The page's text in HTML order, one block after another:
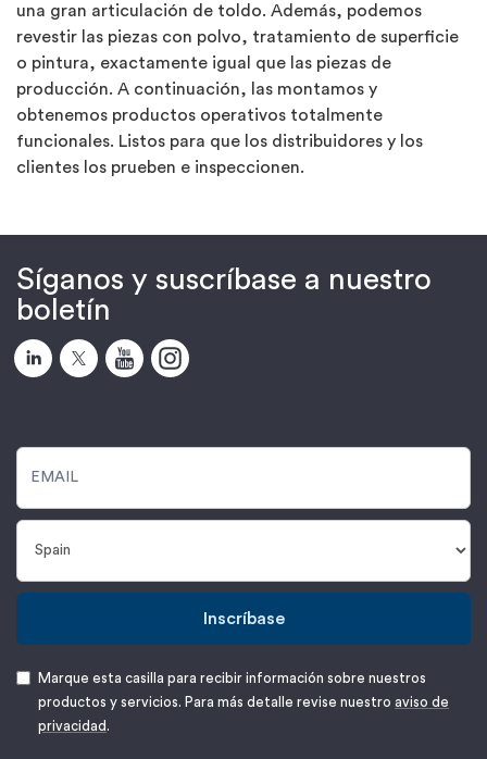
una gran articulación de toldo. Además, podemos
revestir las piezas con polvo, tratamiento de superficie
o pintura, exactamente igual que las piezas de
producción. A continuación, las montamos y
obtenemos productos operativos totalmente
funcionales. Listos para que los distribuidores y los
clientes los prueben e inspeccionen.
Síganos y suscríbase a nuestro
boletín
Inscríbase
Marque esta casilla para recibir información sobre nuestros
productos y servicios. Para más detalle revise nuestro aviso de
privacidad .